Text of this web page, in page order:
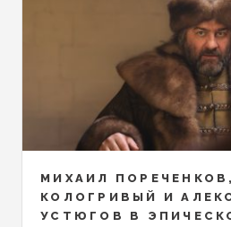
МИХАИЛ
КОЛОГРИВЫЙ И
УСТЮГОВ В